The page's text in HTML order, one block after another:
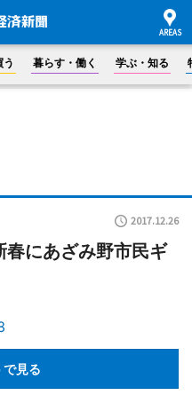
う 暮らす・働く 学ぶ・知る
2017.12.26
にあざみ野市民ギ
見る